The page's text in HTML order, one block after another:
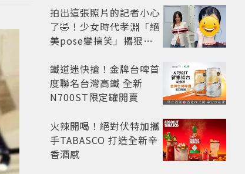
拍出這張照片的記者小心
了🤣！少女時代孝淵「絕
美pose變搞笑」撂狠
鐵道迷快搶！金牌台啤首
度聯名台灣高鐵 全新
N700ST限定罐開賣
火辣開喝！絕對伏特加攜
手TABASCO 打造全新辛
香酒感